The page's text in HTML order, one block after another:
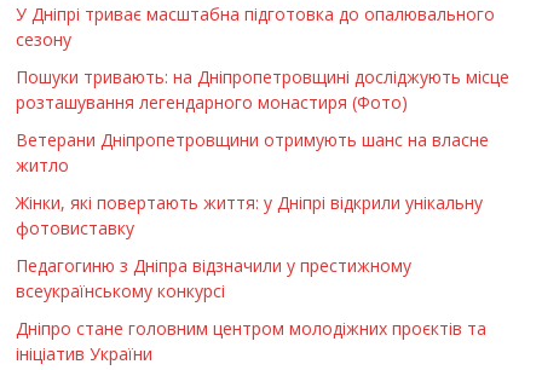
У Дніпрі триває масштабна підготовка до опалювального
сезону
Пошуки тривають: на Дніпропетровщині досліджують місце
розташування легендарного монастиря (Фото)
Ветерани Дніпропетровщини отримують шанс на власне
житло
Жінки, які повертають життя: у Дніпрі відкрили унікальну
фотовиставку
Педагогиню з Дніпра відзначили у престижному
всеукраїнському конкурсі
Дніпро стане головним центром молодіжних проєктів та
ініціатив України